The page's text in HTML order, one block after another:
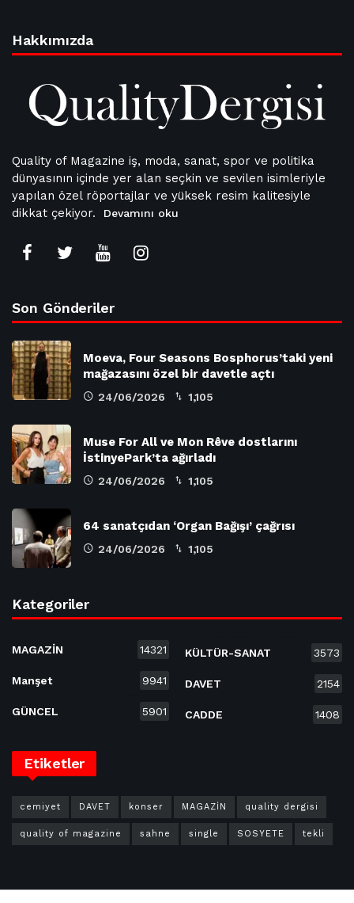
Hakkımızda
Quality of Magazine iş, moda, sanat, spor ve politika
dünyasının içinde yer alan seçkin ve sevilen isimleriyle
yapılan özel röportajlar ve yüksek resim kalitesiyle
dikkat çekiyor.
Devamını oku
Son Gönderiler
Moeva, Four Seasons Bosphorus’taki yeni
mağazasını özel bir davetle açtı
24/06/2026 1,105
Muse For All ve Mon Rêve dostlarını
İstinyePark’ta ağırladı
24/06/2026 1,105
64 sanatçıdan ‘Organ Bağışı’ çağrısı
24/06/2026 1,105
Kategoriler
MAGAZİN 14321
Manşet 9941
GÜNCEL 5901
KÜLTÜR-SANAT 3573
DAVET 2154
CADDE 1408
Etiketler
cemiyet DAVET konser MAGAZİN quality dergisi
quality of magazine sahne single SOSYETE tekli